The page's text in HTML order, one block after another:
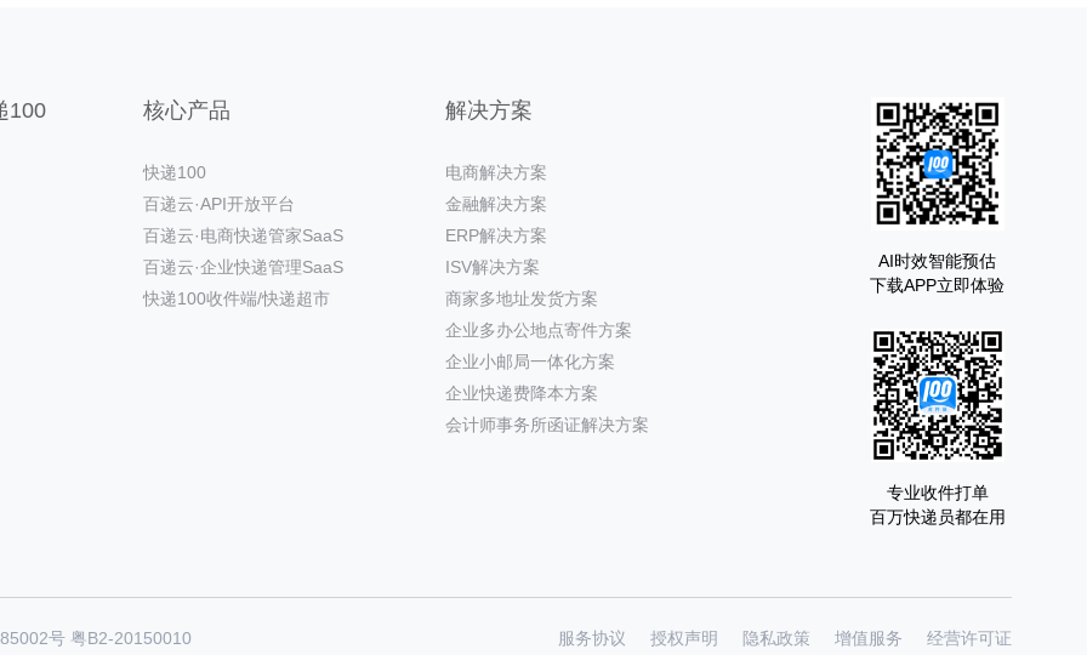
100 核心产品
快递100
百递云·API开放平台
百递云·电商快递管家SaaS
百递云·企业快递管理SaaS
快递100收件端/快递超市
解决方案
电商解决方案
金融解决方案
ERP解决方案
ISV解决方案
商家多地址发货方案
企业多办公地点寄件方案
企业小邮局一体化方案
企业快递费降本方案
会计师事务所函证解决方案
AI时效智能预估
下载APP立即体验
专业收件打单
百万快递员都在用
号 粤B2-20150010 服务协议 授权声明 隐私政策 增值服务 经营许可证